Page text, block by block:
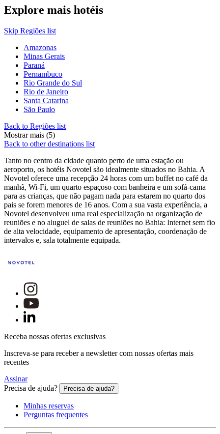
Explore mais hotéis
Skip Regiões list
Amazonas
Minas Gerais
Paraná
Pernambuco
Rio Grande do Sul
Rio de Janeiro
Santa Catarina
São Paulo
Back to Regiões list
Mostrar mais (5)
Back to other destinations list
Tanto no centro da cidade quanto perto de uma estação ou
aeroporto, os hotéis Novotel são idealmente situados no Bahia. A
Novotel oferece uma recepção 24 horas com um buffet no café da
manhã, Wi-Fi, um quarto espaçoso com banheira e um sofá-cama
para as crianças, que não pagam nada para estarem no quarto dos
pais se forem menores de 16 anos. Com a sua vasta experiência, a
Novotel desenvolveu uma real especialização na organização de
reuniões e no aluguel de salas de reuniões no Bahia: Internet sem fio
de alta velocidade, equipamento de apresentação, coordenação de
intervalos e, sala totalmente equipada.
Receba nossas ofertas exclusivas
Inscreva-se para receber a newsletter com nossas ofertas mais
recentes
Assinar
Precisa de ajuda?
Precisa de ajuda?
Minhas reservas
Perguntas frequentes